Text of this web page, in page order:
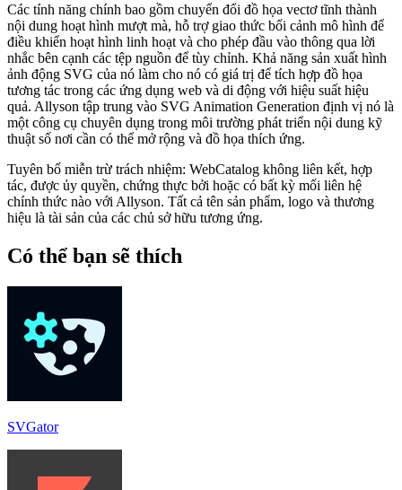
Các tính năng chính bao gồm chuyển đổi đồ họa vectơ tĩnh thành
nội dung hoạt hình mượt mà, hỗ trợ giao thức bối cảnh mô hình để
điều khiển hoạt hình linh hoạt và cho phép đầu vào thông qua lời
nhắc bên cạnh các tệp nguồn để tùy chỉnh. Khả năng sản xuất hình
ảnh động SVG của nó làm cho nó có giá trị để tích hợp đồ họa
tương tác trong các ứng dụng web và di động với hiệu suất hiệu
quả. Allyson tập trung vào SVG Animation Generation định vị nó là
một công cụ chuyên dụng trong môi trường phát triển nội dung kỹ
thuật số nơi cần có thể mở rộng và đồ họa thích ứng.
Tuyên bố miễn trừ trách nhiệm: WebCatalog không liên kết, hợp
tác, được ủy quyền, chứng thực bởi hoặc có bất kỳ mối liên hệ
chính thức nào với Allyson. Tất cả tên sản phẩm, logo và thương
hiệu là tài sản của các chủ sở hữu tương ứng.
Có thể bạn sẽ thích
SVGator